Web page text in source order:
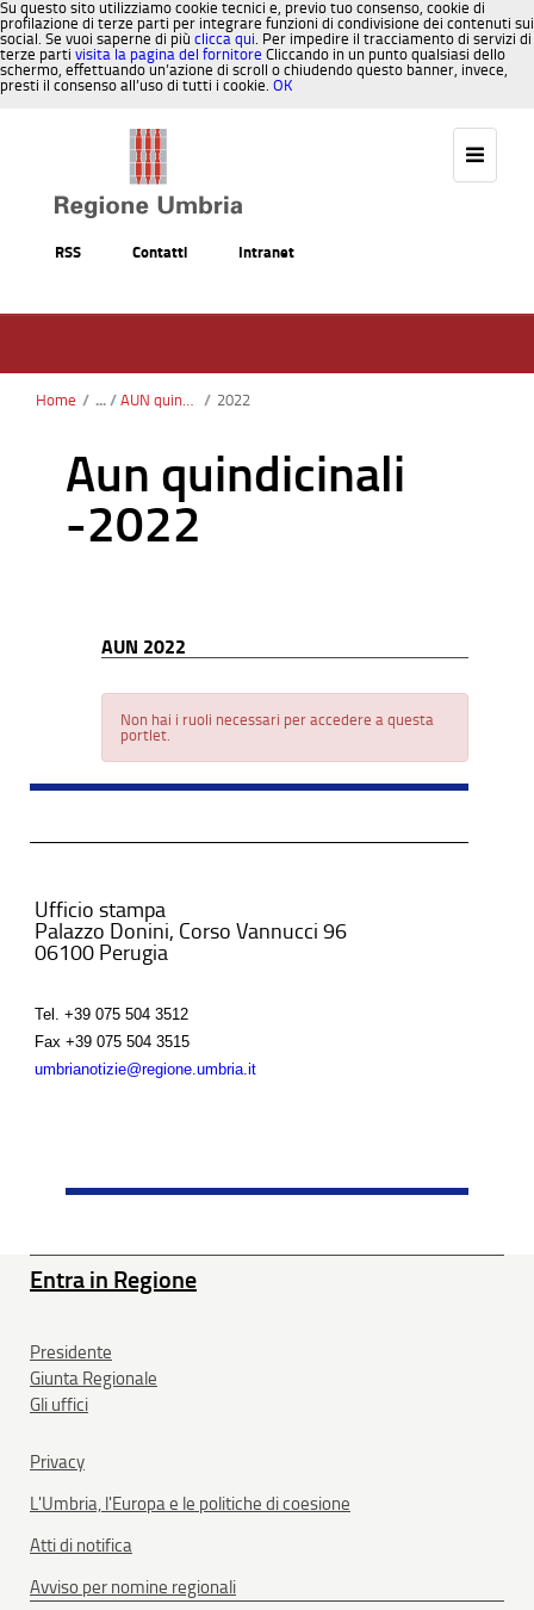
Su questo sito utilizziamo cookie tecnici e, previo tuo consenso, cookie di
profilazione di terze parti per integrare funzioni di condivisione dei contenuti sui
social. Se vuoi saperne di più clicca qui. Per impedire il tracciamento di servizi di
terze parti visita la pagina del fornitore Cliccando in un punto qualsiasi dello
schermo, effettuando un’azione di scroll o chiudendo questo banner, invece,
presti il consenso all’uso di tutti i cookie. OK
RSS Contatti Intranet
Home / AUN quindicinale / 2022
Aun quindicinali
-2022
AUN 2022
Non hai i ruoli necessari per accedere a questa
portlet.
Ufficio stampa
Palazzo Donini, Corso Vannucci 96
06100 Perugia
Tel. +39 075 504 3512
Fax +39 075 504 3515
umbrianotizie@regione.umbria.it
Entra in Regione
Presidente
Giunta Regionale
Gli uffici
Privacy
L'Umbria, l'Europa e le politiche di coesione
Atti di notifica
Avviso per nomine regionali